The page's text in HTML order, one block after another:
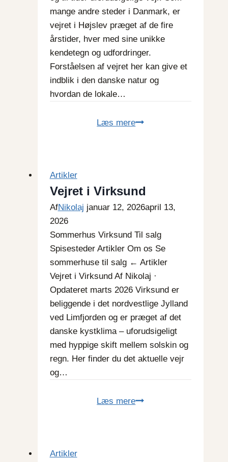
mange andre steder i Danmark, er
vejret i Højslev præget af de fire
årstider, hver med sine unikke
kendetegn og udfordringer.
Forståelsen af vejret her kan give et
indblik i den danske natur og
hvordan de lokale…
Læs mereVejret
Artikler
Vejret i Virksund
AfNikolaj januar 12, 2026april 13,
2026
Sommerhus Virksund Til salg
Spisesteder Artikler Om os Se
sommerhuse til salg ← Artikler
Vejret i Virksund Af Nikolaj ·
Opdateret marts 2026 Virksund er
beliggende i det nordvestlige Jylland
ved Limfjorden og er præget af det
danske kystklima – uforudsigeligt
med hyppige skift mellem solskin og
regn. Her finder du det aktuelle vejr
og…
Læs mereVejret
Artikler